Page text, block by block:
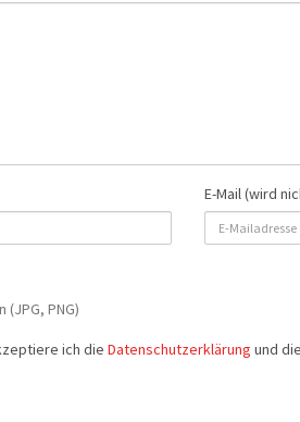
E-Mail (wird
PNG)
ich die Datenschutzerklärung und die